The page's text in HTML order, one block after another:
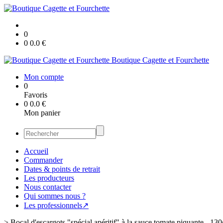
0
0 0.0 €
Boutique Cagette et Fourchette
Mon compte
0
Favoris
0 0.0 €
Mon panier
Accueil
Commander
Dates & points de retrait
Les producteurs
Nous contacter
Qui sommes nous ?
Les professionnels↗